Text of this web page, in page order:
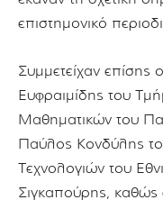
επιστημονικό
Συμμετείχαν επίσης
Ευφραιμίδης του
Μαθηματικών του
Παύλος Κονδύλης
Τεχνολογιών του
Σιγκαπούρης, καθώς